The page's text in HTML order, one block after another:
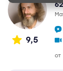
9,5
от